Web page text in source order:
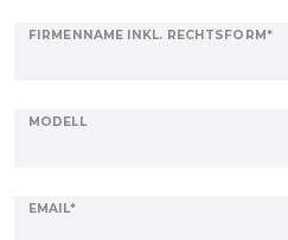
FIRMENNAME INKL. RECHTSFORM*
MODELL
EMAIL*